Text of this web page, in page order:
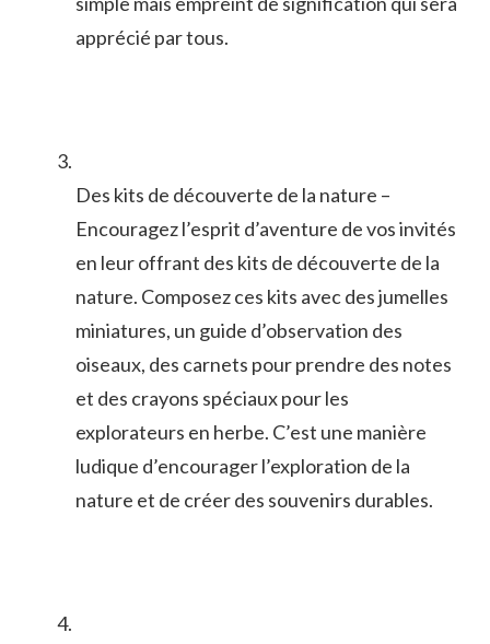
‍apprécié par tous.
Des kits de⁤ découverte‍ de la ‌nature –
Encouragez⁤ l’esprit d’aventure de⁢ vos invités
en ⁣leur offrant des kits de découverte de⁤ la
nature. ​Composez⁢ ces kits avec des ⁣jumelles
miniatures,‍ un guide d’observation⁣ des
oiseaux, des carnets pour prendre⁣ des notes
⁣et des ‍crayons ‍spéciaux​ pour les
explorateurs⁤ en herbe. C’est⁣ une manière
ludique d’encourager ‌l’exploration de ​la
‌nature et de⁣ créer des souvenirs​ durables.